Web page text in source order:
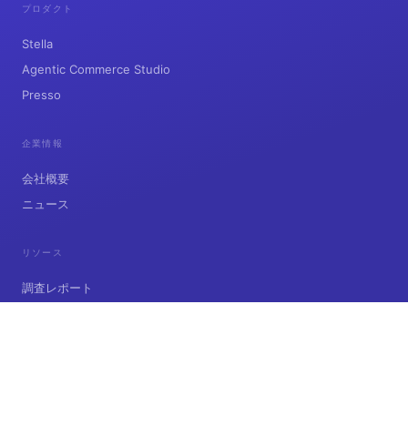
プロダクト
Stella
Agentic Commerce Studio
Presso
企業情報
会社概要
ニュース
リソース
調査レポート